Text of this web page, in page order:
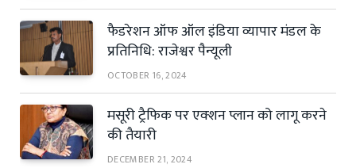
फैडरेशन ऑफ ऑल इंडिया व्यापार मंडल के
प्रतिनिधि: राजेश्वर पैन्यूली
OCTOBER 16, 2024
मसूरी ट्रैफिक पर एक्शन प्लान को लागू करने
की तैयारी
DECEMBER 21, 2024